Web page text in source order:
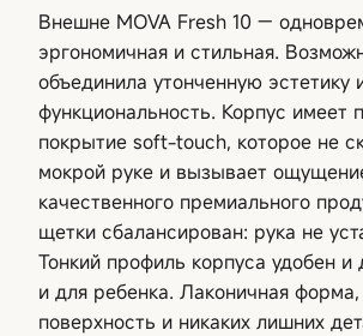
Внешне MOVA Fresh 10 —
эргономичная и стильная.
объединила утонченную эстетику
функциональность. Корпус имеет
покрытие soft-touch, которое не
мокрой руке и вызывает
качественного премиального
щетки сбалансирован: рука не
Тонкий профиль корпуса удобен и
и для ребенка. Лаконичная
поверхность и никаких лишних